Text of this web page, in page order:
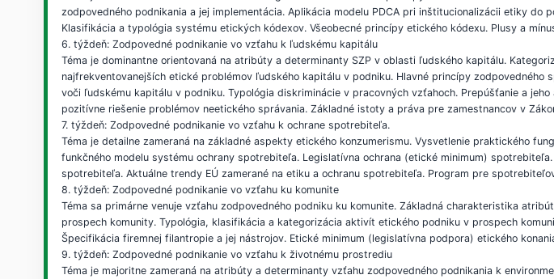
zodpovedného podnikania a jej implementácia. Aplikácia modelu PDCA pri inštitucionalizácii etiky
Klasifikácia a typológia systému etických kódexov. Všeobecné princípy etického kódexu. Plusy a
6. týždeň: Zodpovedné podnikanie vo vzťahu k ľudskému kapitálu
Téma je dominantne orientovaná na atribúty a determinanty SZP v oblasti ľudského kapitálu.
najfrekventovanejších etické problémov ľudského kapitálu v podniku. Hlavné princípy
voči ľudskému kapitálu v podniku. Typológia diskriminácie v pracovných vzťahoch. Prepúšťanie a
pozitívne riešenie problémov neetického správania. Základné istoty a práva pre zamestnancov v
7. týždeň: Zodpovedné podnikanie vo vzťahu k ochrane spotrebiteľa.
Téma je detailne zameraná na základné aspekty etického konzumerismu. Vysvetlenie praktického
funkčného modelu systému ochrany spotrebiteľa. Legislatívna ochrana (etické minimum)
spotrebiteľa. Aktuálne trendy EÚ zamerané na etiku a ochranu spotrebiteľa. Program pre
8. týždeň: Zodpovedné podnikanie vo vzťahu ku komunite
Téma sa primárne venuje vzťahu zodpovedného podniku ku komunite. Základná charakteristika
prospech komunity. Typológia, klasifikácia a kategorizácia aktivít etického podniku v prospech
Špecifikácia firemnej filantropie a jej nástrojov. Etické minimum (legislatívna podpora) etického
9. týždeň: Zodpovedné podnikanie vo vzťahu k životnému prostrediu
Téma je majoritne zameraná na atribúty a determinanty vzťahu zodpovedného podnikania k